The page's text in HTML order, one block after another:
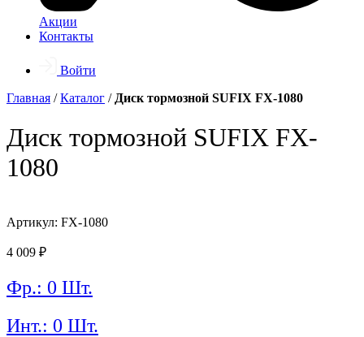
Акции
Контакты
Войти
Главная /Каталог / Диск тормозной SUFIX FX-1080
Диск тормозной SUFIX FX-
1080
Артикул: FX-1080
4 009 ₽
Фр.: 0 Шт.
Инт.: 0 Шт.